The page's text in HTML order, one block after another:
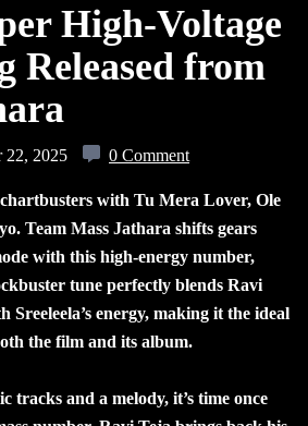
High-Voltage
Released from
22, 2025 0 Comment
with Tu Mera Lover, Ole
Team Mass Jathara shifts gears
with this high-energy number,
tune perfectly blends Ravi
Sreeleela’s energy, making it the ideal
the film and its album.
tracks and a melody, it’s time once